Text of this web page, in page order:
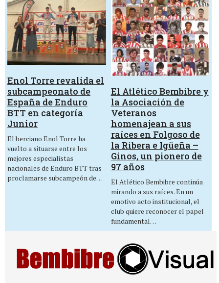
Enol Torre revalida el
subcampeonato de
España de Enduro
BTT en categoría
Junior
El berciano Enol Torre ha
vuelto a situarse entre los
mejores especialistas
nacionales de Enduro BTT tras
proclamarse subcampeón de…
El Atlético Bembibre y
la Asociación de
Veteranos
homenajean a sus
raíces en Folgoso de
la Ribera e Igüeña –
Ginos, un pionero de
97 años
El Atlético Bembibre continúa
mirando a sus raíces. En un
emotivo acto institucional, el
club quiere reconocer el papel
fundamental…